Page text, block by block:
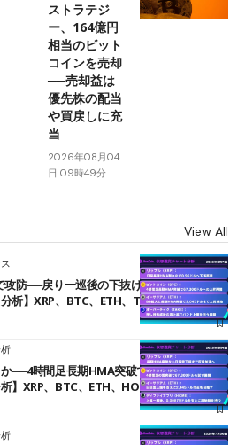
ストラテジ
ー、164億円
相当のビット
コインを売却
──売却益は
優先株の配当
や買戻しに充
当
2026年08月04
日 09時49分
View All
攻防──戻り一巡後の下抜けで0.95ドルを試
析】XRP、BTC、ETH、TAKE
──4時間足長期HMA突破で雲下端を目指す
】XRP、BTC、ETH、HOME